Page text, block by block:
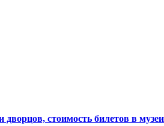
стоимость билетов в